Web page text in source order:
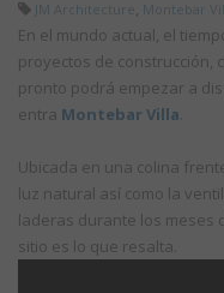
JM Architecture, Montebar
En el mundo actual, el
proyectos de construcción,
pronto podrá empezar a
entra Montebar Villa
Ubicada en una colina
luz natural así como la
laderas durante los meses
sitio es lo que resalta.